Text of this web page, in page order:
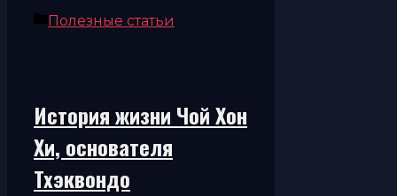
Рубрики
Полезные статьи
История жизни Чой Хон
Хи, основателя
Тхэквондо